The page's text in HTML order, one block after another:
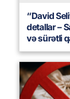
“David
detallar –
və sürətli